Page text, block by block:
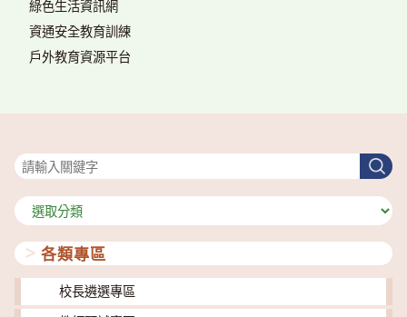
綠色生活資訊網
資通安全教育訓練
戶外教育資源平台
搜
尋
分
類
各類專區
校長遴選專區